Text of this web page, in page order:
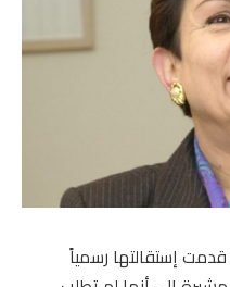
إستقالتها رسمياً